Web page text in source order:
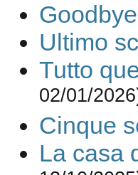
Ultimo
Tutto
02/01/
Cinque
La casa